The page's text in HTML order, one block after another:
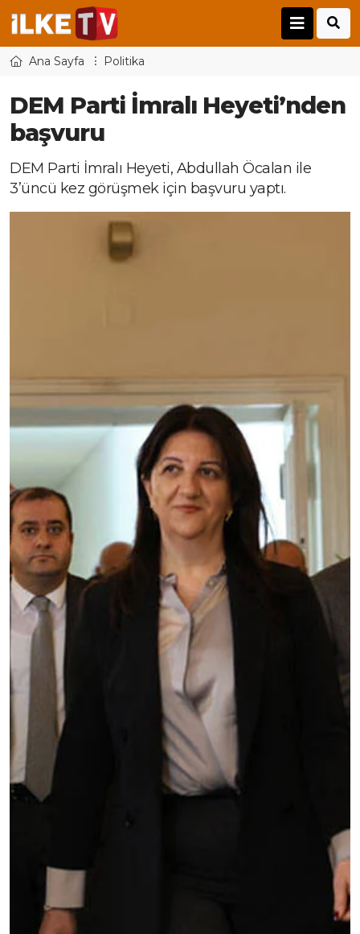
Ana Sayfa Politika
DEM Parti İmralı Heyeti’nden
başvuru
DEM Parti İmralı Heyeti, Abdullah Öcalan ile
3’üncü kez görüşmek için başvuru yaptı.